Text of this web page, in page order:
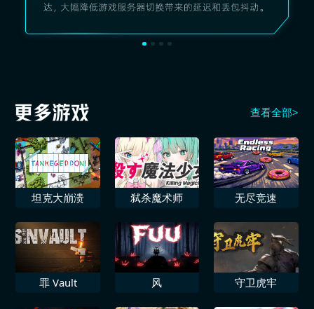
查看全部>
坦克大崩溃 弑杀魔术师 无尽竞速
罪 Vault 风 守卫虎牢